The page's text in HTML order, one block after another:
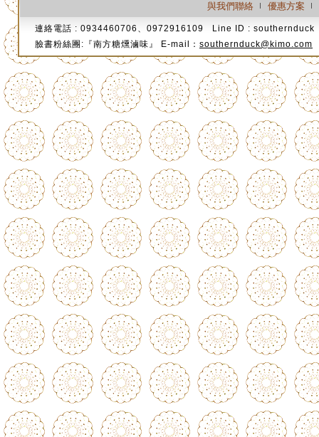
與我們聯絡 優惠方案
連絡電話 : 0934460706、0972916109 Line ID : southernduck
臉書粉絲團:『南方糖燻滷味』 E-mail： southernduck@kimo.com